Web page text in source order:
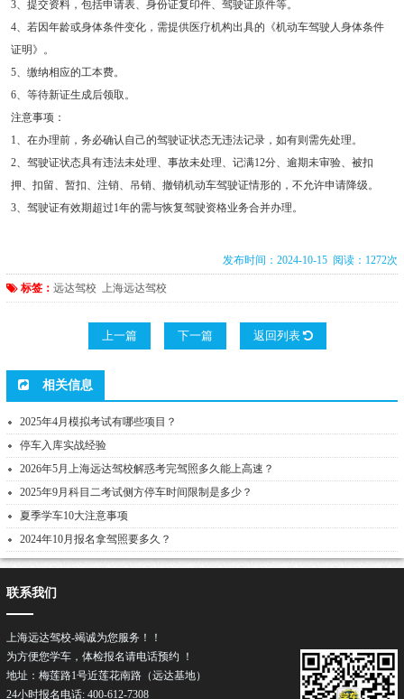
3、提交资料，包括申请表、身份证复印件、驾驶证原件等。
4、若因年龄或身体条件变化，需提供医疗机构出具的《机动车驾驶人身体条件
证明》。
5、缴纳相应的工本费。
6、等待新证生成后领取。
注意事项：
1、在办理前，务必确认自己的驾驶证状态无违法记录，如有则需先处理。
2、驾驶证状态具有违法未处理、事故未处理、记满12分、逾期未审验、被扣
押、扣留、暂扣、注销、吊销、撤销机动车驾驶证情形的，不允许申请降级。
3、驾驶证有效期超过1年的需与恢复驾驶资格业务合并办理。
发布时间：2024-10-15 阅读：1272次
标签： 远达驾校 上海远达驾校
上一篇 下一篇 返回列表
相关信息
2025年4月模拟考试有哪些项目？
停车入库实战经验
2026年5月上海远达驾校解惑考完驾照多久能上高速？
2025年9月科目二考试侧方停车时间限制是多少？
夏季学车10大注意事项
2024年10月报名拿驾照要多久？
联系我们
上海远达驾校-竭诚为您服务！！
为方便您学车，体检报名请电话预约 ！
地址：梅莲路1号近莲花南路（远达基地）
24小时报名电话: 400-612-7308